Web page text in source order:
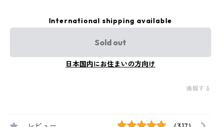
International shipping available
Sold out
日本国内にお住まいの方向け
通報する